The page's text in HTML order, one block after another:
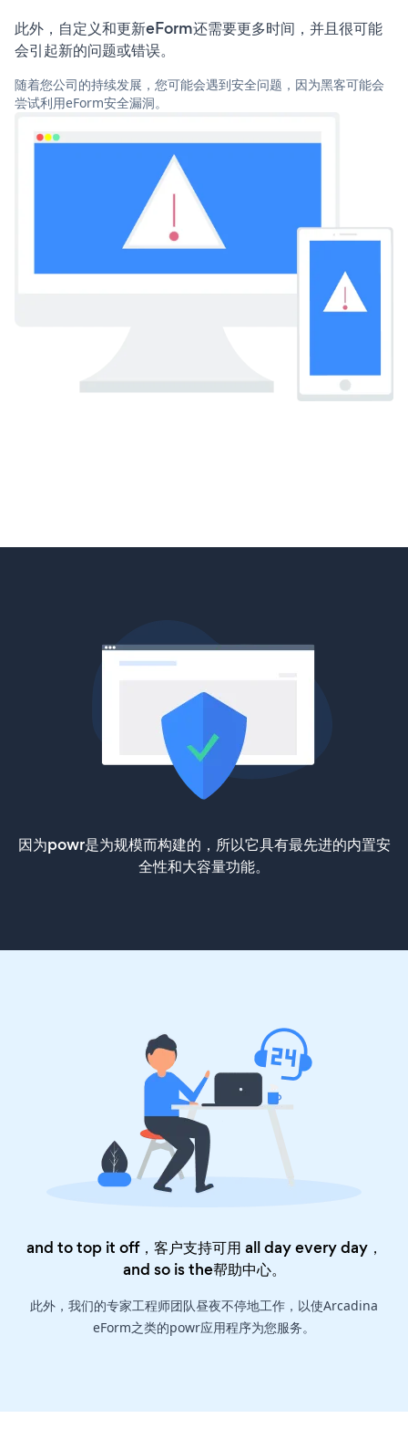
此外，自定义和更新eForm还需要更多时间，并且很可能
会引起新的问题或错误。
随着您公司的持续发展，您可能会遇到安全问题，因为黑客可能会
尝试利用eForm安全漏洞。
因为powr是为规模而构建的，所以它具有最先进的内置安
全性和大容量功能。
and to top it off，客户支持可用 all day every day，
and so is the帮助中心。
此外，我们的专家工程师团队昼夜不停地工作，以使Arcadina
eForm之类的powr应用程序为您服务。